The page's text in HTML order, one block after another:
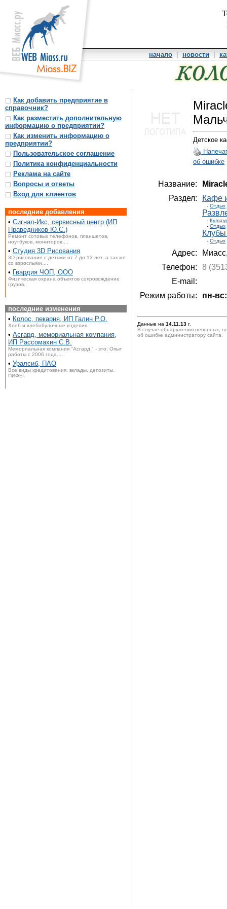
начало новости
Как добавить предприятие в
справочник?
Как разместить дополнительную
информацию о предприятии?
Как изменить информацию о
предприятии?
Пользовательское соглашение
Политика конфиденциальности
Реклама на сайте
Вопросы и ответы
Вход для клиентов
последние добавления
• Сигнал-Икс, сервисный центр (ИП
Праведников Ю.С.)
Ремонт сотовых телефонов, планшетов,
ноутбуков, мониторов,...
• Студия 3D Рисования
3D рисование с детьми от 7 до 13 лет, а так же
со взрослыми,...
• Гвардия ЧОП, ООО
Физическая охрана объектов сопровождение
грузов.
последние изменения
• Колос, пекарня, ИП Галин Р.О.
Хлеб и хлебобулочные изделия.
• Асгард, мемориальная компания,
ИП Рассомахин С.В.
Мемориальная компания "Асгард " - это: Опыт
работы с 2006 года....
• Уралсиб, ПАО
Все виды кредитования, вклады, депозиты,
ПИФЫ.
Детское
об ошибке
Название:
Раздел:
Кафе
- Отдых
-
- Отдых
Клубы
- Отдых
Адрес:
Телефон:
8
E-mail:
Режим работы:
пн-
Данные на 14.11.13 г.
В случае обнаружения неполных,
об ошибке администратору сайта.